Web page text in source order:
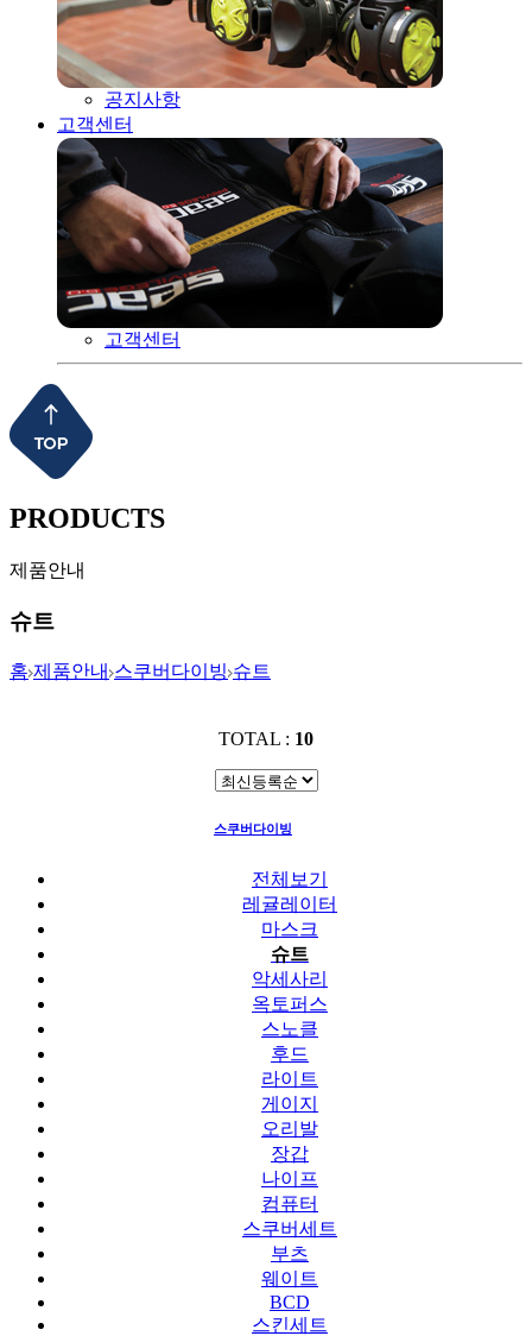
공지사항
고객센터
고객센터
PRODUCTS
제품안내
슈트
홈 제품안내 스쿠버다이빙 슈트
TOTAL : 10
스쿠버다이빙
전체보기
레귤레이터
마스크
슈트
악세사리
옥토퍼스
스노클
후드
라이트
게이지
오리발
장갑
나이프
컴퓨터
스쿠버세트
부츠
웨이트
BCD
스킨세트